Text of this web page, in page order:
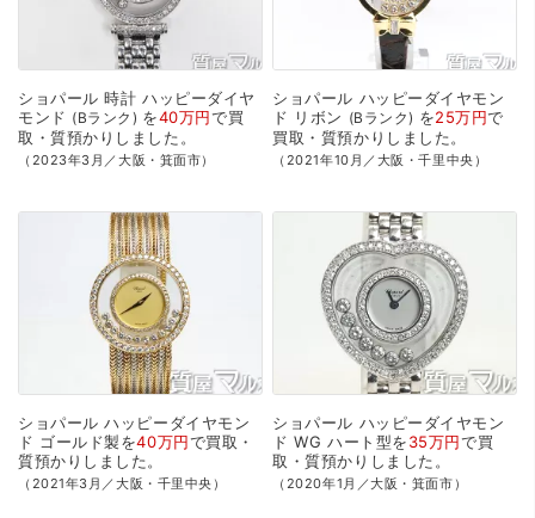
ショパール 時計 ハッピーダイヤ
モンド
Bランク を40万円で買
取・質預かり しました。
（2023年3月／大阪・箕面市）
ショパール ハッピーダイヤモン
ド リボン Bランク を25万円で
買取・質預かり しました。
（2021年10月／大阪・千里中央）
ショパール ハッピーダイヤモン
ド ゴールド製を40万円で買取・
質預かり しました。
（2021年3月／大阪・千里中央）
ショパール ハッピーダイヤモン
ド WG ハート型を35万円で買
取・質預かり しました。
（2020年1月／大阪・箕面市）